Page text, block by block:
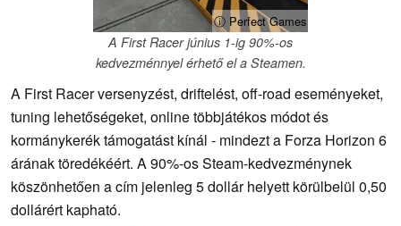
ⓘ Perfect Games
A First Racer június 1-ig 90%-os
kedvezménnyel érhető el a Steamen.
A First Racer versenyzést, driftelést, off-road eseményeket,
tuning lehetőségeket, online többjátékos módot és
kormánykerék támogatást kínál - mindezt a Forza Horizon 6
árának töredékéért. A 90%-os Steam-kedvezménynek
köszönhetően a cím jelenleg 5 dollár helyett körülbelül 0,50
dollárért kapható.